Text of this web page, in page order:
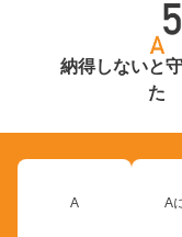
納得しないと
た
A A